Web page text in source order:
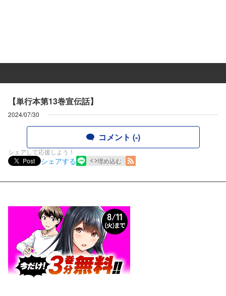
【単行本第13巻宣伝話】
2024/07/30
コメント (-)
シェアして応援しよう！
Post
シェアする 埋め込む